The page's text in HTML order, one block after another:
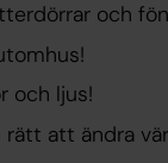
och
och ljus!
att ändra